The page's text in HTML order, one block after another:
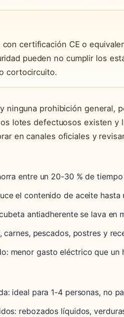
con certificación CE o
pueden no cumplir los
cortocircuito.
ninguna prohibición general,
lotes defectuosos existen y
en canales oficiales y
entre un 20-30 % de
el contenido de aceite hasta
antiadherente se lava en
carnes, pescados, postres y
menor gasto eléctrico que un
ideal para 1-4 personas, no
rebozados líquidos,